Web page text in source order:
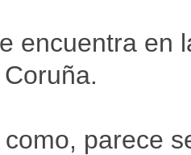
encuentra en
Coruña.
como, parece